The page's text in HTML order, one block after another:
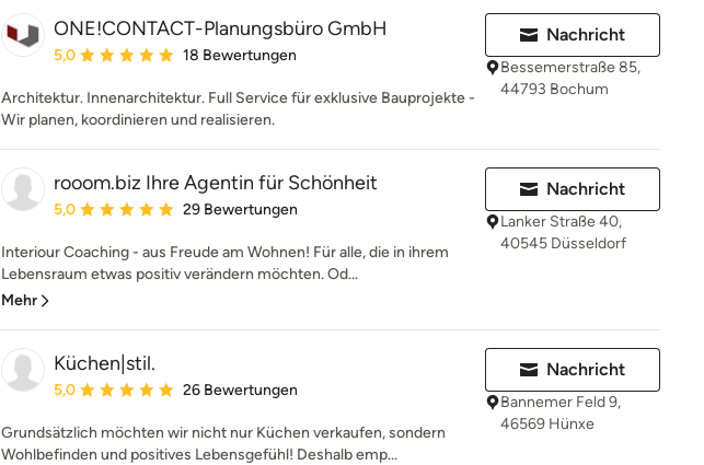
ONE!CONTACT-Planungsbüro GmbH
Durchschnittliche Bewertung: 5 von 5 Sternen
5,0 18 Bewertungen
Architektur. Innenarchitektur. Full Service für exklusive Bauprojekte -
Wir planen, koordinieren und realisieren.
Nachricht
Bessemerstraße 85,
44793 Bochum
rooom.biz Ihre Agentin für Schönheit
Durchschnittliche Bewertung: 5 von 5 Sternen
5,0 29 Bewertungen
Interiour Coaching - aus Freude am Wohnen! Für alle, die in ihrem
Lebensraum etwas positiv verändern möchten. Od...
Mehr
Nachricht
Lanker Straße 40,
40545 Düsseldorf
Küchen|stil.
Durchschnittliche Bewertung: 5 von 5 Sternen
5,0 26 Bewertungen
Grundsätzlich möchten wir nicht nur Küchen verkaufen, sondern
Wohlbefinden und positives Lebensgefühl! Deshalb emp...
Nachricht
Bannemer Feld 9,
46569 Hünxe